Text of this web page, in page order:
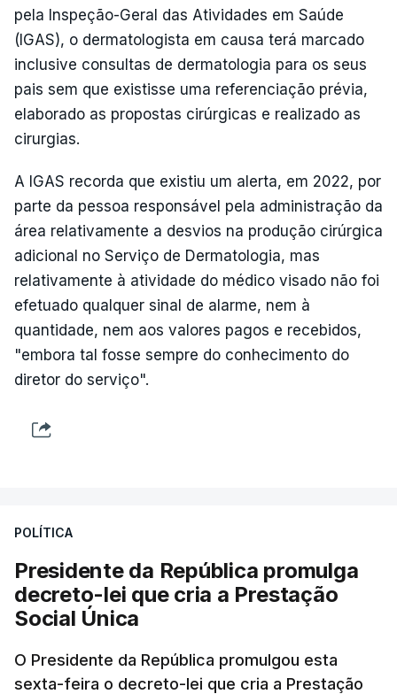
pela Inspeção-Geral das Atividades em Saúde
(IGAS), o dermatologista em causa terá marcado
inclusive consultas de dermatologia para os seus
pais sem que existisse uma referenciação prévia,
elaborado as propostas cirúrgicas e realizado as
cirurgias.
A IGAS recorda que existiu um alerta, em 2022, por
parte da pessoa responsável pela administração da
área relativamente a desvios na produção cirúrgica
adicional no Serviço de Dermatologia, mas
relativamente à atividade do médico visado não foi
efetuado qualquer sinal de alarme, nem à
quantidade, nem aos valores pagos e recebidos,
"embora tal fosse sempre do conhecimento do
diretor do serviço".
POLÍTICA
Presidente da República promulga
decreto-lei que cria a Prestação
Social Única
O Presidente da República promulgou esta
sexta-feira o decreto-lei que cria a Prestação